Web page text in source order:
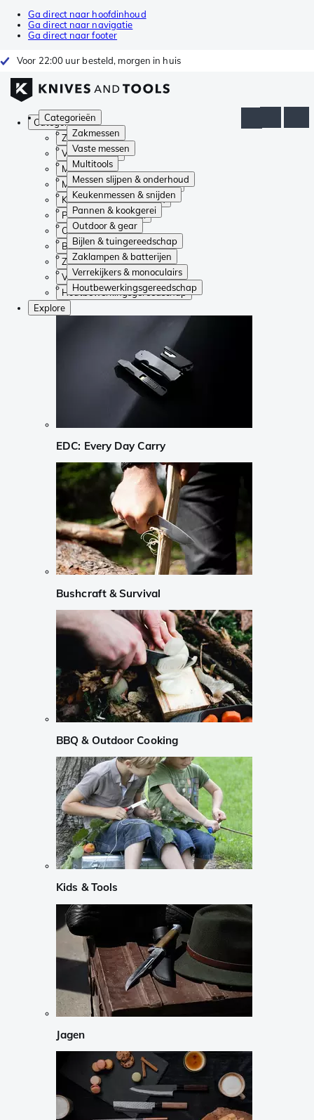
Ga direct naar hoofdinhoud
Ga direct naar navigatie
Ga direct naar footer
Voor 22:00 uur besteld, morgen in huis
Categorieën
Zakmessen
Vaste messen
Multitools
Messen slijpen & onderhoud
Keukenmessen & snijden
Pannen & kookgerei
Outdoor & gear
Bijlen & tuingereedschap
Zaklampen & batterijen
Verrekijkers & monoculairs
Houtbewerkingsgereedschap
Categorieën
Zakmessen
Vaste messen
Multitools
Messen slijpen & onderhoud
Keukenmessen & snijden
Pannen & kookgerei
Outdoor & gear
Bijlen & tuingereedschap
Zaklampen & batterijen
Verrekijkers & monoculairs
Houtbewerkingsgereedschap
Explore
EDC: Every Day Carry
Bushcraft & Survival
BBQ & Outdoor Cooking
Kids & Tools
Jagen